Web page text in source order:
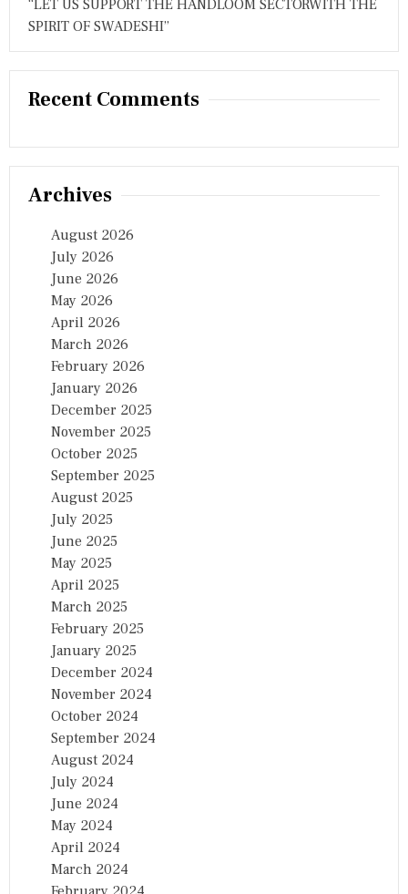
“LET US SUPPORT THE HANDLOOM SECTORWITH THE
SPIRIT OF SWADESHI”
Recent Comments
Archives
August 2026
July 2026
June 2026
May 2026
April 2026
March 2026
February 2026
January 2026
December 2025
November 2025
October 2025
September 2025
August 2025
July 2025
June 2025
May 2025
April 2025
March 2025
February 2025
January 2025
December 2024
November 2024
October 2024
September 2024
August 2024
July 2024
June 2024
May 2024
April 2024
March 2024